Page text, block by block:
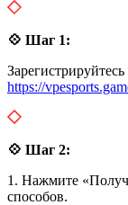
💠 Шаг 1:
https://
💠 Шаг 2:
1. Нажмите
способов.